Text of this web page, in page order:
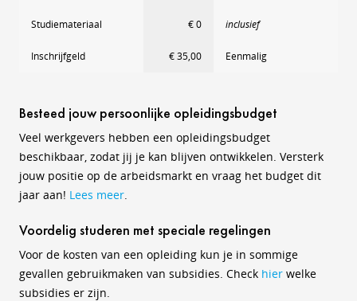
Studiemateriaal € 0 inclusief
Inschrijfgeld € 35,00 Eenmalig
Besteed jouw persoonlijke opleidingsbudget
Veel werkgevers hebben een opleidingsbudget
beschikbaar, zodat jij je kan blijven ontwikkelen. Versterk
jouw positie op de arbeidsmarkt en vraag het budget dit
jaar aan! Lees meer.
Voordelig studeren met speciale regelingen
Voor de kosten van een opleiding kun je in sommige
gevallen gebruikmaken van subsidies. Check hier welke
subsidies er zijn.